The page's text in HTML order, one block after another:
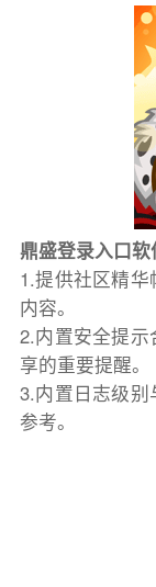
鼎盛登录入口
1.提供社区精
内容。
2.内置安全提
享的重要提醒。
3.内置日志级
参考。